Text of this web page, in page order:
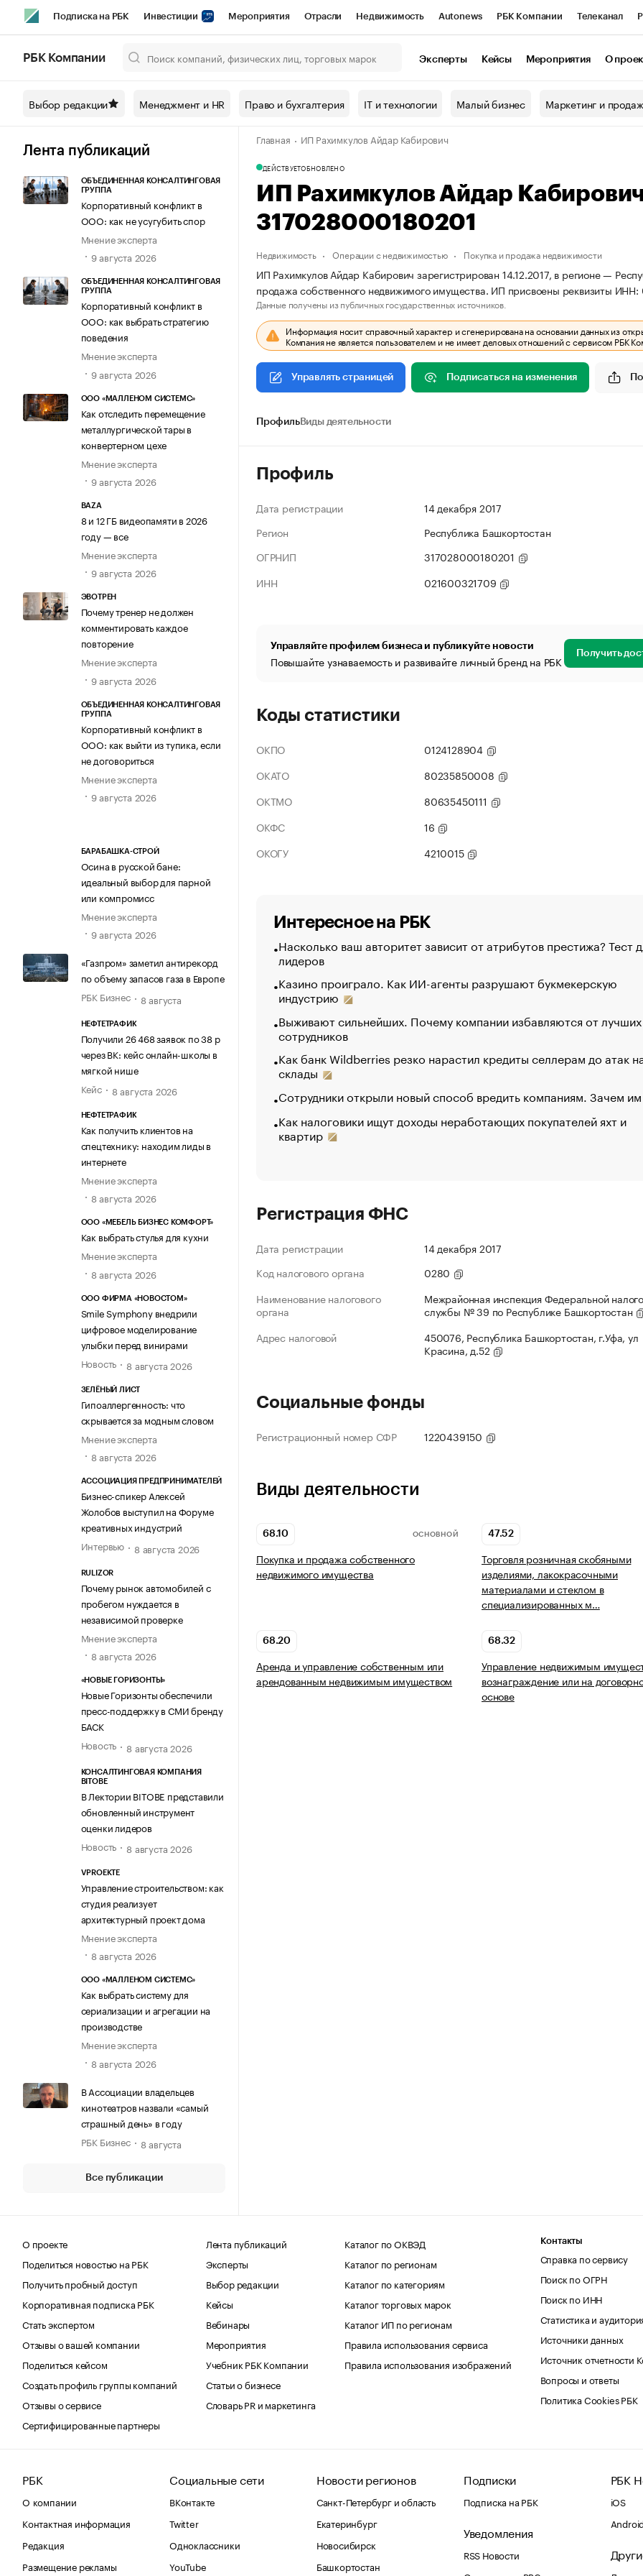
Подписка на РБК Инвестиции Мероприятия Отрасли Недвижимость Autonews РБК Компании Телеканал
Спецпроекты СПб Конференции СПб Спецпроекты Проверка контрагентов
Технологии и медиа Рынок наличной валюты
РБК Компании Эксперты Кейсы Мероприятия О
Выбор редакции Менеджмент и HR Право и бухгалтерия IT и технологии Малый бизнес Маркетинг и
Лента публикаций
ОБЪЕДИНЕННАЯ КОНСАЛТИНГОВАЯ
ГРУППА
Корпоративный конфликт в
ООО: как не усугубить спор
Мнение эксперта
9 августа 2026
ОБЪЕДИНЕННАЯ КОНСАЛТИНГОВАЯ
ГРУППА
Корпоративный конфликт в
ООО: как выбрать стратегию
поведения
Мнение эксперта
9 августа 2026
ООО «МАЛЛЕНОМ СИСТЕМС»
Как отследить перемещение
металлургической тары в
конвертерном цехе
Мнение эксперта
9 августа 2026
BAZA
8 и 12 ГБ видеопамяти в 2026
году — все
Мнение эксперта
9 августа 2026
ЭВОТРЕН
Почему тренер не должен
комментировать каждое
повторение
Мнение эксперта
9 августа 2026
ОБЪЕДИНЕННАЯ КОНСАЛТИНГОВАЯ
ГРУППА
Корпоративный конфликт в
ООО: как выйти из тупика, если
не договориться
Мнение эксперта
9 августа 2026
БАРАБАШКА-СТРОЙ
Осина в русской бане:
идеальный выбор для парной
или компромисс
Мнение эксперта
9 августа 2026
«Газпром» заметил антирекорд
по объему запасов газа в Европе
РБК Бизнес
8 августа
НЕФТЕТРАФИК
Получили 26 468 заявок по 38 р
через ВК: кейс онлайн-школы в
мягкой нише
Кейс
8 августа 2026
НЕФТЕТРАФИК
Как получить клиентов на
спецтехнику: находим лиды в
интернете
Мнение эксперта
8 августа 2026
ООО «МЕБЕЛЬ БИЗНЕС КОМФОРТ»
Как выбрать стулья для кухни
Мнение эксперта
8 августа 2026
ООО ФИРМА «НОВОСТОМ»
Smile Symphony внедрили
цифровое моделирование
улыбки перед винирами
Новость
8 августа 2026
ЗЕЛЁНЫЙ ЛИСТ
Гипоаллергенность: что
скрывается за модным словом
Мнение эксперта
8 августа 2026
АССОЦИАЦИЯ ПРЕДПРИНИМАТЕЛЕЙ
Бизнес-спикер Алексей
Жолобов выступил на Форуме
креативных индустрий
Интервью
8 августа 2026
RULIZOR
Почему рынок автомобилей с
пробегом нуждается в
независимой проверке
Мнение эксперта
8 августа 2026
«НОВЫЕ ГОРИЗОНТЫ»
Новые Горизонты обеспечили
пресс-поддержку в СМИ бренду
БАСК
Новость
8 августа 2026
КОНСАЛТИНГОВАЯ КОМПАНИЯ
BITOBE
В Лектории BITOBE представили
обновленный инструмент
оценки лидеров
Новость
8 августа 2026
VPROEKTE
Управление строительством: как
студия реализует
архитектурный проект дома
Мнение эксперта
8 августа 2026
ООО «МАЛЛЕНОМ СИСТЕМС»
Как выбрать систему для
сериализации и агрегации на
производстве
Мнение эксперта
8 августа 2026
В Ассоциации владельцев
кинотеатров назвали «самый
страшный день» в году
РБК Бизнес
8 августа
Все публикации
Главная ИП Рахимкулов Айдар Кабирович
ДЕЙСТВУЕТОБНОВЛЕНО
ИП Рахимкулов Айдар
317028000180201
Недвижимость Операции с недвижимостью Покупка и продажа недвижимости
ИП Рахимкулов Айдар Кабирович зарегистрирован 14.12.2017, в регионе —
продажа собственного недвижимого имущества. ИП присвоены реквизиты
Данные получены из публичных государственных источников.
Информация носит справочный характер и сгенерирована на основании данных из
Компания не является пользователем и не имеет деловых отношений с сервисом РБК
Управлять страницей Подписаться на изменения
ПрофильВиды деятельности
Профиль
Дата регистрации
14 декабря 2017
Регион
Республика Башкортостан
ОГРНИП
317028000180201
ИНН
021600321709
Управляйте профилем бизнеса и публикуйте новости
Повышайте узнаваемость и развивайте личный бренд на РБК Получить
Коды статистики
ОКПО
0124128904
ОКАТО
80235850008
ОКТМО
80635450111
ОКФС
16
ОКОГУ
4210015
Интересное на РБК
Насколько ваш авторитет зависит от атрибутов престижа? Тест
лидеров
Казино проиграло. Как ИИ-агенты разрушают букмекерскую
индустрию
Выживают сильнейших. Почему компании избавляются от лучших
сотрудников
Как банк Wildberries резко нарастил кредиты селлерам до атак
склады
Сотрудники открыли новый способ вредить компаниям. Зачем
Как налоговики ищут доходы неработающих покупателей яхт и
квартир
Регистрация ФНС
Дата регистрации
14 декабря 2017
Код налогового органа
0280
Наименование налогового
органа
Межрайонная инспекция Федеральной
службы № 39 по Республике Башкортостан
Адрес налоговой
450076, Республика Башкортостан, г.Уфа, ул
Красина, д.52
Социальные фонды
Регистрационный номер СФР 1220439150
Виды деятельности
68.10 ОСНОВНОЙ
Покупка и продажа собственного
недвижимого имущества
47.52
Торговля розничная скобяными
изделиями, лакокрасочными
материалами и стеклом в
специализированных м…
68.20
Аренда и управление собственным или
арендованным недвижимым имуществом
68.32
Управление недвижимым
вознаграждение или на
основе
О проекте
Поделиться новостью на РБК
Получить пробный доступ
Корпоративная подписка РБК
Стать экспертом
Отзывы о вашей компании
Поделиться кейсом
Создать профиль группы компаний
Отзывы о сервисе
Сертифицированные партнеры
Лента публикаций
Эксперты
Выбор редакции
Кейсы
Вебинары
Мероприятия
Учебник РБК Компании
Статьи о бизнесе
Словарь PR и маркетинга
Каталог по ОКВЭД
Каталог по регионам
Каталог по категориям
Каталог торговых марок
Каталог ИП по регионам
Правила использования сервиса
Правила использования изображений
Контакты
Справка по сервису
Поиск по ОГРН
Поиск по ИНН
Статистика и
Источники данных
Источник отчетности
Вопросы и ответы
Политика Cookies РБК
РБК
О компании
Контактная информация
Редакция
Размещение рекламы
Социальные сети
ВКонтакте
Twitter
Одноклассники
YouTube
Новости регионов
Санкт-Петербург и область
Екатеринбург
Новосибирск
Башкортостан
Подписки
Подписка на РБК
Уведомления
RSS Новости
РБК
iOS